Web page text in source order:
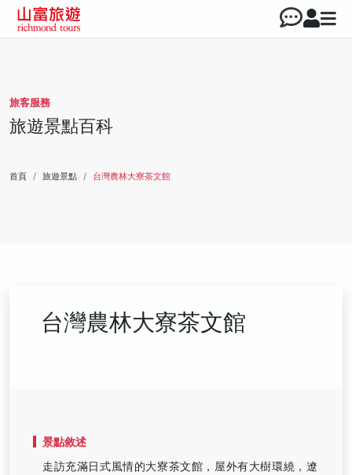
旅客服務
旅遊景點百科
首頁 旅遊景點 台灣農林大寮茶文館
台灣農林大寮茶文館
景點敘述
走訪充滿日式風情的大寮茶文館，屋外有大樹環繞，遼